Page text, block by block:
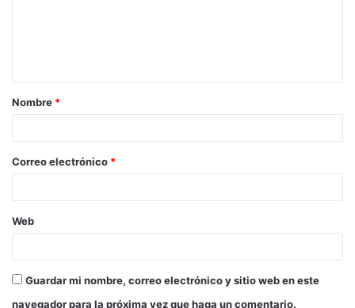
a
r
*
Nombre *
Correo electrónico *
Web
Guardar mi nombre, correo electrónico y sitio web en este
navegador para la próxima vez que haga un comentario.